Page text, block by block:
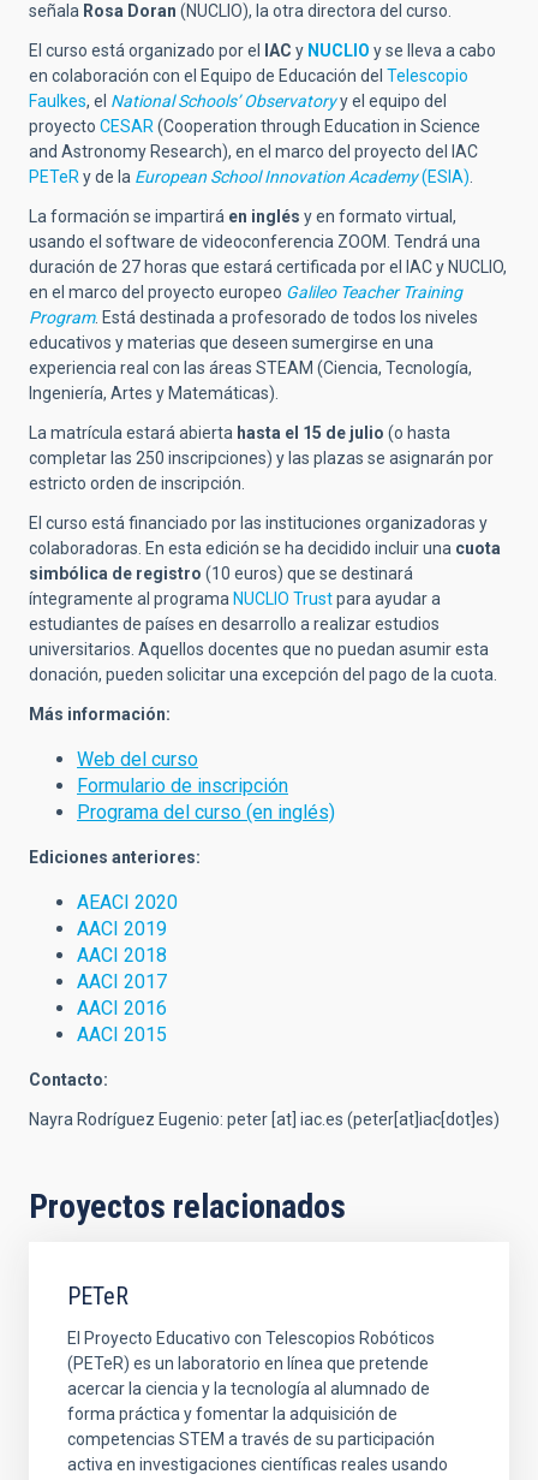
señala Rosa Doran (NUCLIO), la otra directora del curso.
El curso está organizado por el IAC y NUCLIO y se lleva a cabo
en colaboración con el Equipo de Educación del Telescopio
Faulkes, el National Schools’ Observatoryy el equipo del
proyecto CESAR(Cooperation through Education in Science
and Astronomy Research), en el marco del proyecto del IAC
PETeRy de la European School Innovation Academy(ESIA).
La formación se impartirá en inglés y en formato virtual,
usando el software de videoconferencia ZOOM. Tendrá una
duración de 27 horas que estará certificada por el IAC y NUCLIO,
en el marco del proyecto europeo Galileo Teacher Training
Program. Está destinada a profesorado de todos los niveles
educativos y materias que deseen sumergirse en una
experiencia real con las áreas STEAM (Ciencia, Tecnología,
Ingeniería, Artes y Matemáticas).
La matrícula estará abierta hasta el 15 de julio (o hasta
completar las 250 inscripciones) y las plazas se asignarán por
estricto orden de inscripción.
El curso está financiado por las instituciones organizadoras y
colaboradoras. En esta edición se ha decidido incluir una cuota
simbólica de registro (10 euros) que se destinará
íntegramente al programa NUCLIO Trustpara ayudar a
estudiantes de países en desarrollo a realizar estudios
universitarios. Aquellos docentes que no puedan asumir esta
donación, pueden solicitar una excepción del pago de la cuota.
Más información:
Web del curso
Formulario de inscripción
Programa del curso (en inglés)
Ediciones anteriores:
AEACI 2020
AACI 2019
AACI 2018
AACI 2017
AACI 2016
AACI 2015
Contacto:
Nayra Rodríguez Eugenio: peter [at] iac.es (peter[at]iac[dot]es)
Proyectos relacionados
PETeR
El Proyecto Educativo con Telescopios Robóticos
(PETeR) es un laboratorio en línea que pretende
acercar la ciencia y la tecnología al alumnado de
forma práctica y fomentar la adquisición de
competencias STEM a través de su participación
activa en investigaciones científicas reales usando